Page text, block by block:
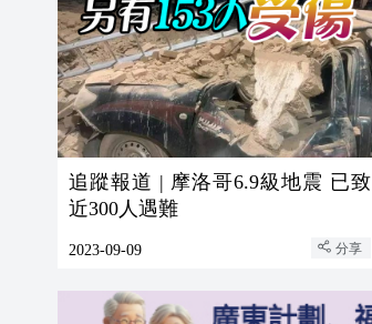
追蹤報道 | 摩洛哥6.9級地震 已致
近300人遇難
2023-09-09 分享